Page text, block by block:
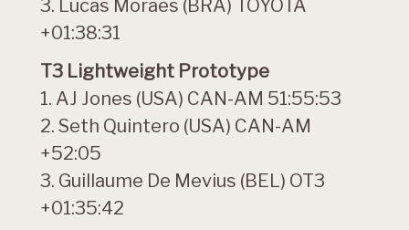
3. Lucas Moraes (BRA) TOYOTA
+01:38:31
T3 Lightweight Prototype
1. AJ Jones (USA) CAN-AM 51:55:53
2. Seth Quintero (USA) CAN-AM
+52:05
3. Guillaume De Mevius (BEL) OT3
+01:35:42